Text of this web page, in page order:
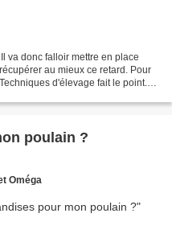
va donc falloir mettre en place
au mieux ce retard. Pour
d'élevage fait le point.
poulain ?
Oméga